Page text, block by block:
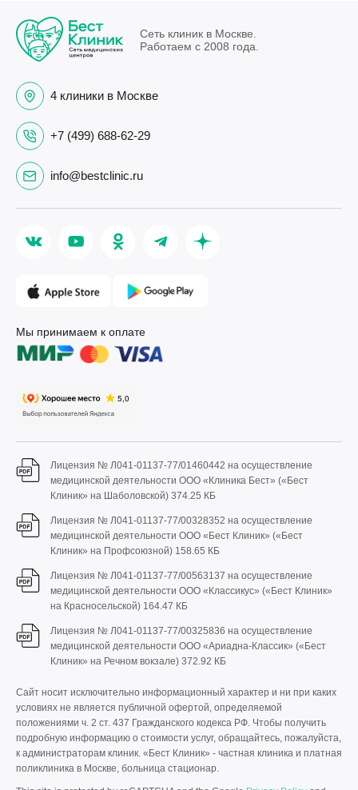
Сеть клиник в Москве.
Работаем с 2008 года.
4 клиники в Москве
+7 (499) 688-62-29
info@bestclinic.ru
Мы принимаем к оплате
Лицензия № Л041-01137-77/01460442 на осуществление
медицинской деятельности ООО «Клиника Бест» («Бест
Клиник» на Шаболовской) 374.25 КБ
Лицензия № Л041-01137-77/00328352 на осуществление
медицинской деятельности ООО «Бест Клиник» («Бест
Клиник» на Профсоюзной) 158.65 КБ
Лицензия № Л041-01137-77/00563137 на осуществление
медицинской деятельности ООО «Классикус» («Бест Клиник»
на Красносельской) 164.47 КБ
Лицензия № Л041-01137-77/00325836 на осуществление
медицинской деятельности ООО «Ариадна-Классик» («Бест
Клиник» на Речном вокзале) 372.92 КБ
Сайт носит исключительно информационный характер и ни при каких
условиях не является публичной офертой, определяемой
положениями ч. 2 ст. 437 Гражданского кодекса РФ. Чтобы получить
подробную информацию о стоимости услуг, обращайтесь, пожалуйста,
к администраторам клиник. «Бест Клиник» - частная клиника и платная
поликлиника в Москве, больница стационар.